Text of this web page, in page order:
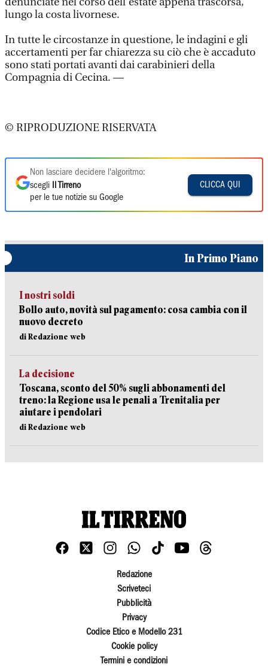
lungo la costa livornese.
In tutte le circostanze in questione, le indagini e gli
accertamenti per far chiarezza su ciò che è accaduto
sono stati portati avanti dai carabinieri della
Compagnia di Cecina. —
© RIPRODUZIONE RISERVATA
Non lasciare decidere l'algoritmo:
scegli
Il Tirreno
per le tue notizie su Google
CLICCA QUI
In Primo Piano
I nostri soldi
Bollo auto, novità sul pagamento: cosa cambia con il
nuovo decreto
di Redazione web
La decisione
Toscana, sconto del 50% sugli abbonamenti del
treno: la Regione usa le penali a Trenitalia per
aiutare i pendolari
di Redazione web
Redazione
Scriveteci
Pubblicità
Privacy
Codice Etico e Modello 231
Cookie policy
Termini e condizioni